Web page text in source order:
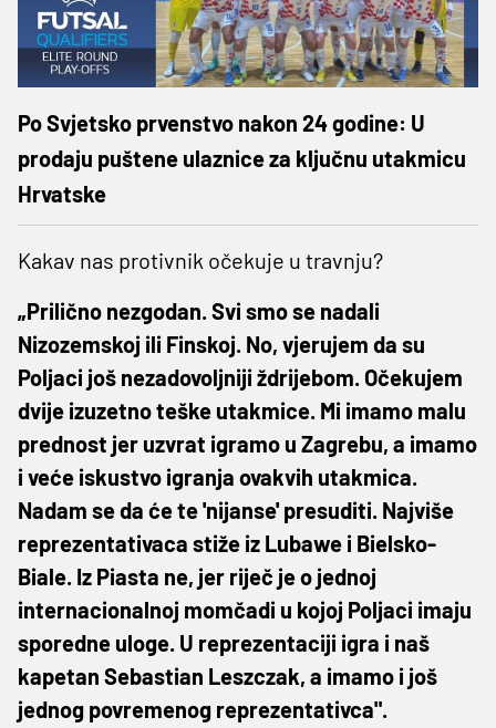
Po Svjetsko prvenstvo nakon 24 godine: U
prodaju puštene ulaznice za ključnu utakmicu
Hrvatske
Kakav nas protivnik očekuje u travnju?
„Prilično nezgodan. Svi smo se nadali
Nizozemskoj ili Finskoj. No, vjerujem da su
Poljaci još nezadovoljniji ždrijebom. Očekujem
dvije izuzetno teške utakmice. Mi imamo malu
prednost jer uzvrat igramo u Zagrebu, a imamo
i veće iskustvo igranja ovakvih utakmica.
Nadam se da će te 'nijanse' presuditi. Najviše
reprezentativaca stiže iz Lubawe i Bielsko-
Biale. Iz Piasta ne, jer riječ je o jednoj
internacionalnoj momčadi u kojoj Poljaci imaju
sporedne uloge. U reprezentaciji igra i naš
kapetan Sebastian Leszczak, a imamo i još
jednog povremenog reprezentativca".